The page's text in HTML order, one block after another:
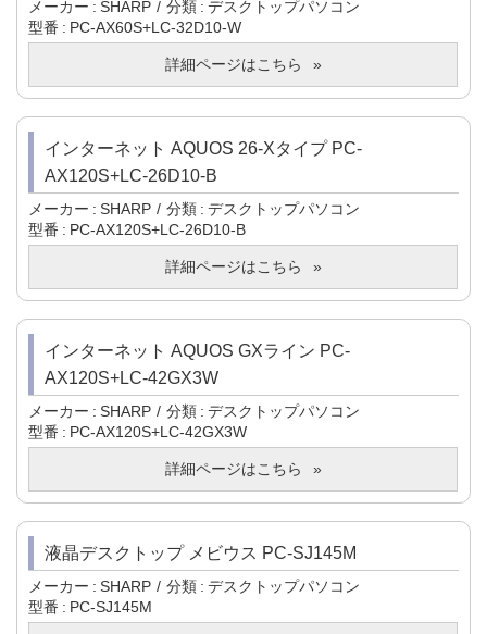
メーカー SHARP 分類
デスクトップパソコン
型番
PC-AX60S+LC-32D10-W
詳細ページはこちら
インターネット AQUOS 26-Xタイプ PC-
AX120S+LC-26D10-B
メーカー SHARP 分類
デスクトップパソコン
型番
PC-AX120S+LC-26D10-B
詳細ページはこちら
インターネット AQUOS GXライン PC-
AX120S+LC-42GX3W
メーカー SHARP 分類
デスクトップパソコン
型番
PC-AX120S+LC-42GX3W
詳細ページはこちら
液晶デスクトップ メビウス PC-SJ145M
メーカー SHARP 分類
デスクトップパソコン
型番
PC-SJ145M